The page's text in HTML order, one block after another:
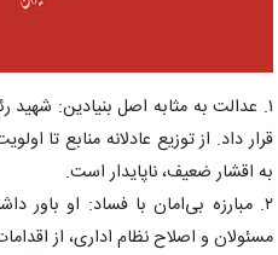
۱. عدالت به مثابه اصل بنیادین:
قرار داد. از توزیع عادلانه منابع تا
به اقشار ضعیف، ناپایدار است.
۲. مبارزه بی‌امان با فساد: او
مسئولان و اصلاح نظام اداری، از